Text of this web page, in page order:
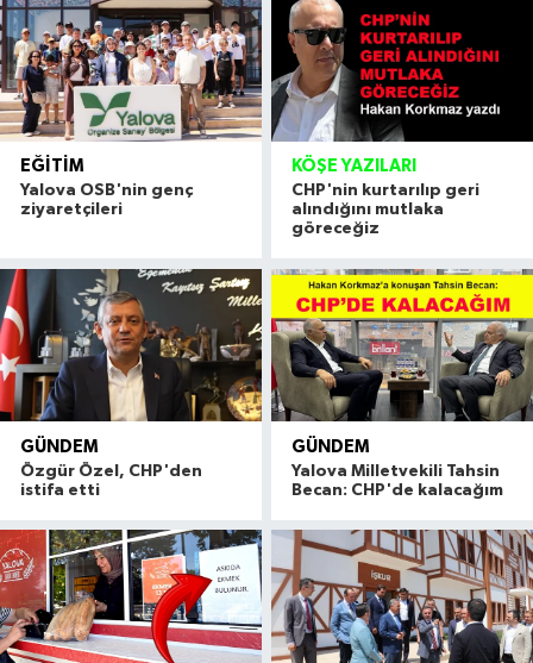
EĞITIM
Yalova OSB'nin genç
ziyaretçileri
KÖŞE YAZILARI
CHP'nin kurtarılıp geri
alındığını mutlaka
göreceğiz
GÜNDEM
Özgür Özel, CHP'den
istifa etti
GÜNDEM
Yalova Milletvekili Tahsin
Becan: CHP'de kalacağım